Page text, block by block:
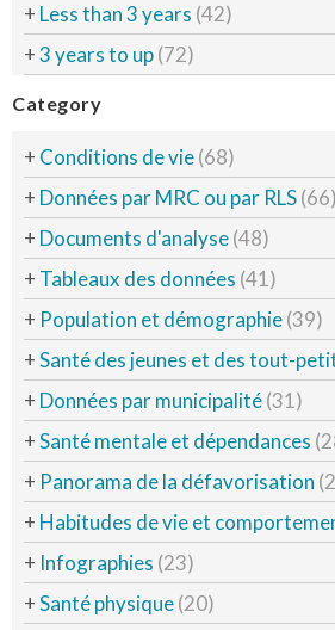
+ Less than 3 years (42)
+3 years to up(72)
Category
+ Conditions de vie(68)
+ Données par MRC ou par RLS(66)
+ Documents d'analyse(48)
+ Tableaux des données (41)
+ Population et démographie(39)
+Santé des jeunes et des tout-
+ Données par municipalité(31)
+Santé mentale et dépendances
+ Panorama de la défavorisation
+ Habitudes de vie et
+ Infographies (23)
+Santé physique(20)